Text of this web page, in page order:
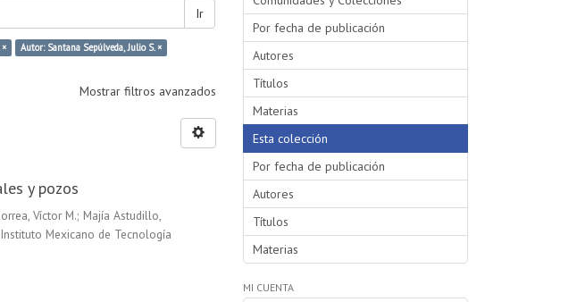
Ir
Autor: Santana Sepúlveda, Julio S. ×
Mostrar filtros avanzados
y pozos
Víctor M.; Majía Astudillo,
Instituto Mexicano de Tecnología
Por fecha de publicación
Autores
Títulos
Materias
Esta colección
Por fecha de publicación
Autores
Títulos
Materias
MI CUENTA